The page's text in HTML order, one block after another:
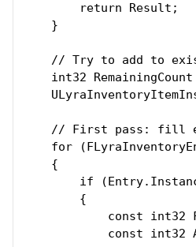
        return Result;
    }
// Try to add to
int32
// First pass: fill
for
    {
if
        {
const int32
const int32